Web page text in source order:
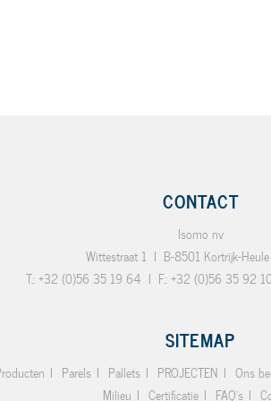
CONTACT
Isomo nv
Wittestraat 1 I B-8501 Kortrijk-Heule
T.:+32 (0)56 35 19 64 I F.:+32 (0)56 35 92 10
SITEMAP
Parels Pallets PROJECTEN Ons
Milieu
Certificatie FAQ's